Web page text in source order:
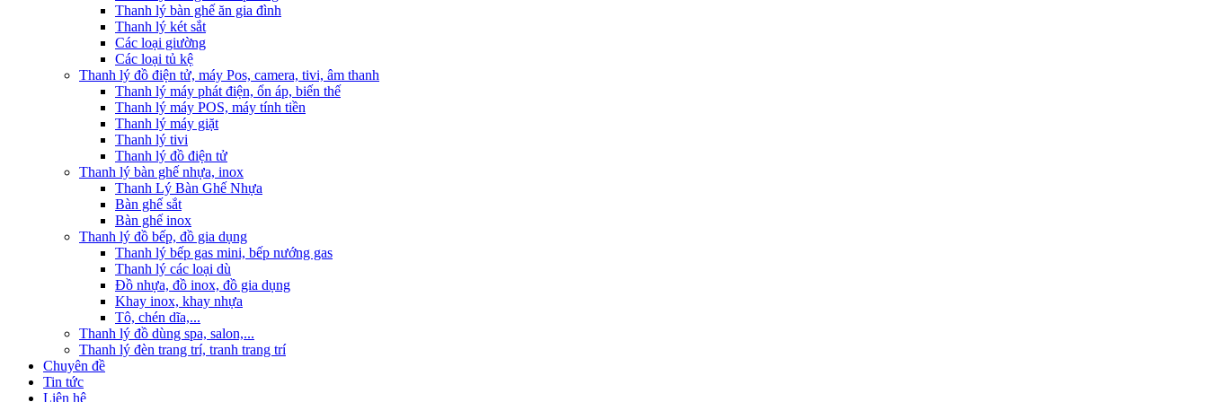
Thanh lý bàn ghế ăn gia đình
Thanh lý két sắt
Các loại giường
Các loại tủ kệ
Thanh lý đồ điện tử, máy Pos, camera, tivi, âm thanh
Thanh lý máy phát điện, ổn áp, biến thế
Thanh lý máy POS, máy tính tiền
Thanh lý máy giặt
Thanh lý tivi
Thanh lý đồ điện tử
Thanh lý bàn ghế nhựa, inox
Thanh Lý Bàn Ghế Nhựa
Bàn ghế sắt
Bàn ghế inox
Thanh lý đồ bếp, đồ gia dụng
Thanh lý bếp gas mini, bếp nướng gas
Thanh lý các loại dù
Đồ nhựa, đồ inox, đồ gia dụng
Khay inox, khay nhựa
Tô, chén dĩa,...
Thanh lý đồ dùng spa, salon,...
Thanh lý đèn trang trí, tranh trang trí
Chuyên đề
Tin tức
Liên hệ